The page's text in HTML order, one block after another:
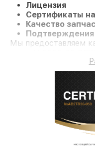
Лицензия
Сертификаты
Качество
Мы предоставляем